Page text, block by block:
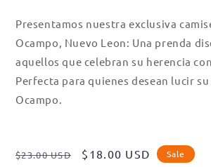
Presentamos nuestra exclusiva
Ocampo, Nuevo Leon: Una prenda
aquellos que celebran su herencia
Perfecta para quienes desean lucir
Ocampo.
Regular
$23.00 USD
Sale
$18.00 USD Sale